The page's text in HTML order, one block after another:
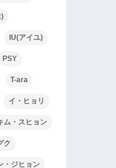
IU(アイユ)
PSY
T-ara
イ・ヒョリ
ム・スヒョン
ク
・ジヒョン